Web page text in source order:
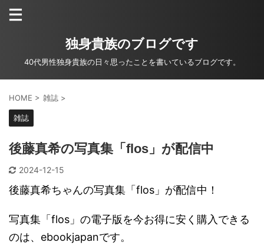
独身貴族のブログです
40代男性独身貴族の日々思ったことを書いているブログです。
HOME > 雑誌 >
雑誌
後藤真希の写真集「flos」が配信中
2024-12-15
後藤真希ちゃんの写真集「flos」が配信中！
写真集「flos」の電子版を今お得に安く購入できる
のは、ebookjapanです。